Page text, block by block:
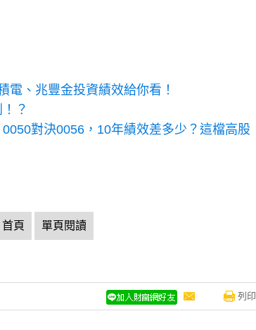
電、兆豐金投資績效給你看！
？
對決0056，10年績效差多少？這檔高股
首頁 單頁閱讀
列印